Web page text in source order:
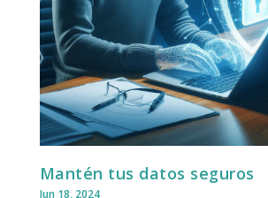
Mantén tus datos seguros
Jun 18, 2024